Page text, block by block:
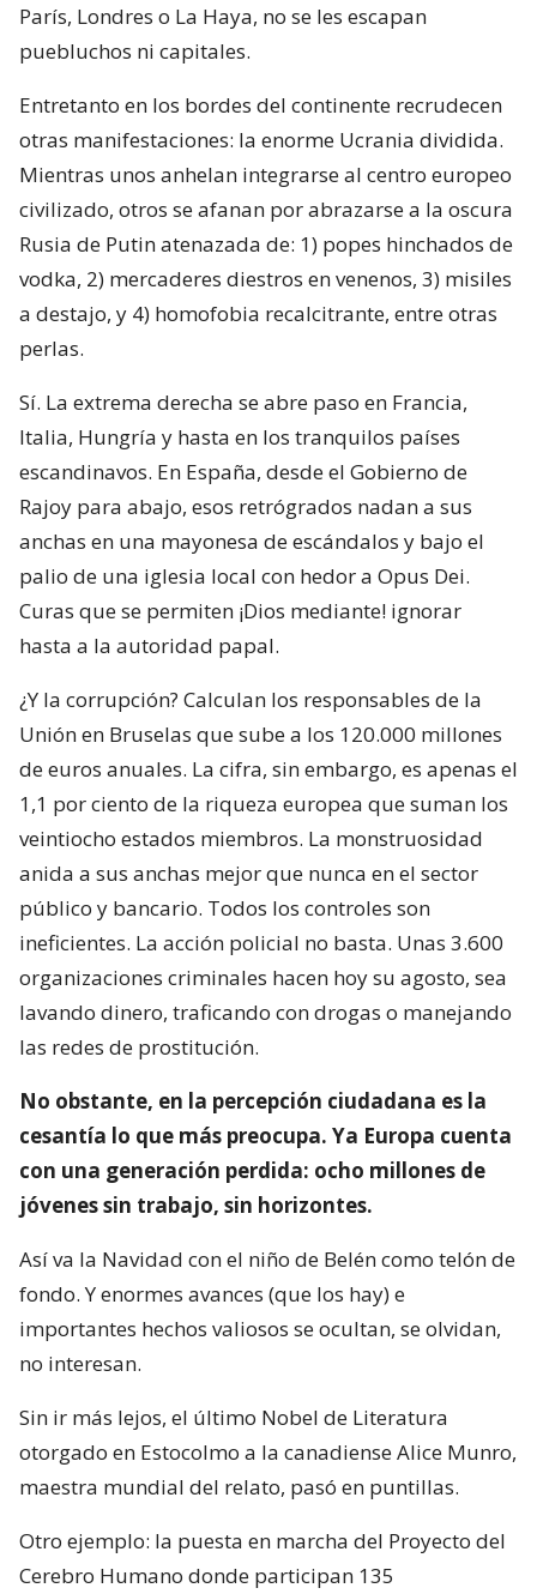
París, Londres o La Haya, no se les escapan
puebluchos ni capitales.
Entretanto en los bordes del continente recrudecen
otras manifestaciones: la enorme Ucrania dividida.
Mientras unos anhelan integrarse al centro europeo
civilizado, otros se afanan por abrazarse a la oscura
Rusia de Putin atenazada de: 1) popes hinchados de
vodka, 2) mercaderes diestros en venenos, 3) misiles
a destajo, y 4) homofobia recalcitrante, entre otras
perlas.
Sí. La extrema derecha se abre paso en Francia,
Italia, Hungría y hasta en los tranquilos países
escandinavos. En España, desde el Gobierno de
Rajoy para abajo, esos retrógrados nadan a sus
anchas en una mayonesa de escándalos y bajo el
palio de una iglesia local con hedor a Opus Dei.
Curas que se permiten ¡Dios mediante! ignorar
hasta a la autoridad papal.
¿Y la corrupción? Calculan los responsables de la
Unión en Bruselas que sube a los 120.000 millones
de euros anuales. La cifra, sin embargo, es apenas el
1,1 por ciento de la riqueza europea que suman los
veintiocho estados miembros. La monstruosidad
anida a sus anchas mejor que nunca en el sector
público y bancario. Todos los controles son
ineficientes. La acción policial no basta. Unas 3.600
organizaciones criminales hacen hoy su agosto, sea
lavando dinero, traficando con drogas o manejando
las redes de prostitución.
No obstante, en la percepción ciudadana es la
cesantía lo que más preocupa. Ya Europa cuenta
con una generación perdida: ocho millones de
jóvenes sin trabajo, sin horizontes.
Así va la Navidad con el niño de Belén como telón de
fondo. Y enormes avances (que los hay) e
importantes hechos valiosos se ocultan, se olvidan,
no interesan.
Sin ir más lejos, el último Nobel de Literatura
otorgado en Estocolmo a la canadiense Alice Munro,
maestra mundial del relato, pasó en puntillas.
Otro ejemplo: la puesta en marcha del Proyecto del
Cerebro Humano donde participan 135